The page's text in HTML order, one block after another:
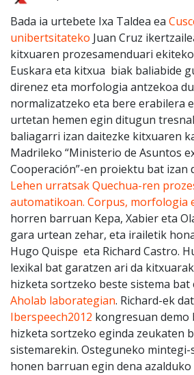
Bada ia urtebete Ixa Taldea ea
unibertsitateko Juan Cruz
kitxuaren prozesamenduari
Euskara eta kitxua biak baliabide
direnez eta morfologia antzekoa
normalizatzeko eta bere erabilera
urtetan hemen egin ditugun
baliagarri izan daitezke kitxuaren
Madrileko “Ministerio de Asuntos
Cooperación”-en proiektu bat izan
Lehen urratsak Quechua-ren
automatikoan. Corpus, morfologia
horren barruan Kepa, Xabier eta
gara urtean zehar, eta irailetik
Hugo Quispe eta Richard Castro.
lexikal bat garatzen ari da
hizketa sortzeko beste sistema
Aholab laborategian. Richard-ek
Iberspeech2012 kongresuan
hizketa sortzeko eginda zeukaten
sistemarekin. Osteguneko
honen barruan egin dena azalduko